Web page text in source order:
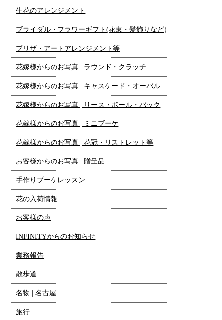
生花のアレンジメント
ブライダル・フラワーギフト(花束・髪飾りなど)
プリザ・アートアレンジメント等
花嫁様からのお写真 | ラウンド・クラッチ
花嫁様からのお写真 | キャスケード・オーバル
花嫁様からのお写真 | リース・ボール・バック
花嫁様からのお写真 | ミニブーケ
花嫁様からのお写真 | 花冠・リストレット等
お客様からのお写真 | 贈呈品
手作りブーケレッスン
花の入荷情報
お客様の声
INFINITYからのお知らせ
業務報告
散歩道
名物 | 名古屋
旅行